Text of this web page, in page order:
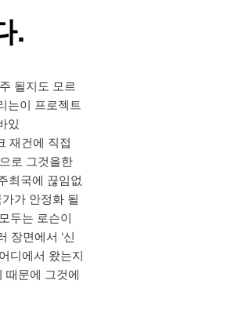
.
될지도 모르
는이 프로젝트
있
재건에 직접
로 그것을한
최국에 끊임없
가 안정화 될
두는 로슨이
장면에서 ‘신
디에서 왔는지
때문에 그것에